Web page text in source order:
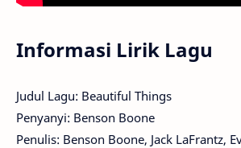
Informasi Lirik Lagu
Judul Lagu: Beautiful Things
Penyanyi: Benson Boone
Penulis: Benson Boone, Jack LaFrantz,